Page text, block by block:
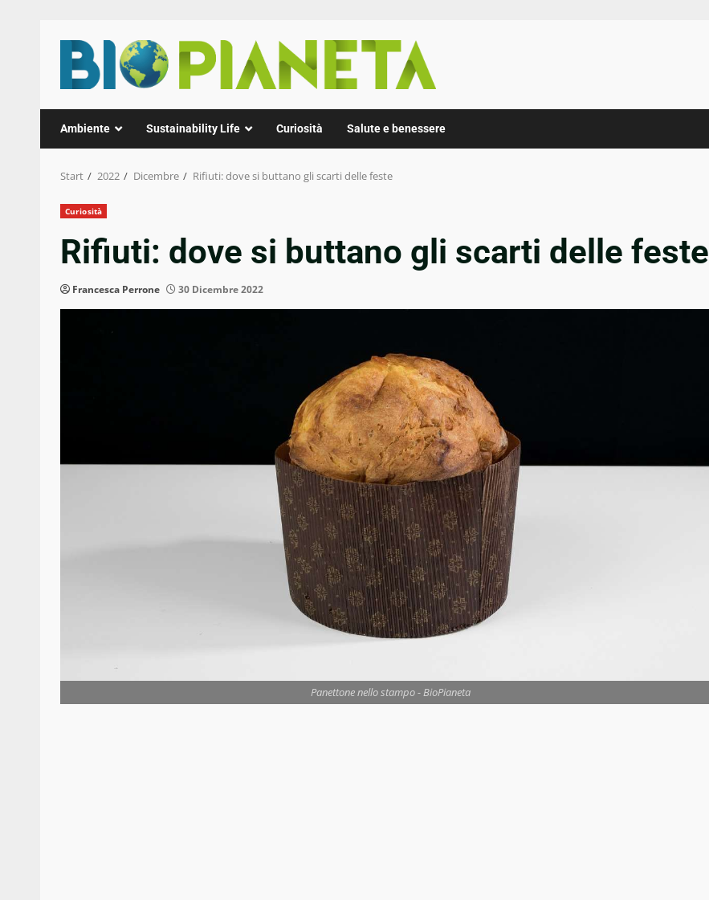
Inhalt
springen
Ambiente Sustainability Life Curiosità Salute e benessere
Start 2022 Dicembre Rifiuti: dove si buttano gli scarti delle feste
Curiosità
Rifiuti: dove si buttano gli scarti delle feste
Francesca Perrone 30 Dicembre 2022
Panettone nello stampo - BioPianeta